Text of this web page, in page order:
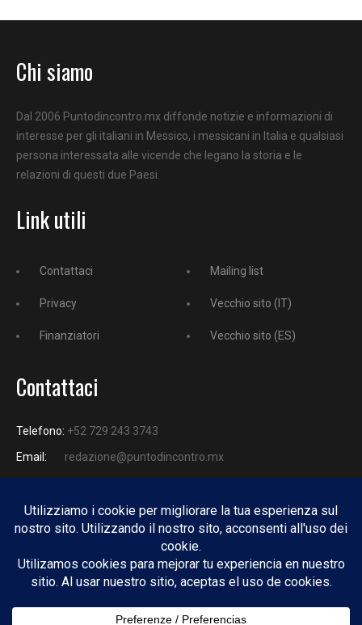
Chi siamo
Dal 2006 Puntodincontro.mx diffonde notizie e informazioni di
interesse per gli italiani in Messico, i messicani in Italia e qualsiasi
persona interessata alle vicende che legano la storia e le
relazioni di questi due Paesi.
Link utili
Contattaci
Privacy
Finanziatori
Mailing list
Vecchio sito (IT)
Vecchio sito (ES)
Contattaci
Telefono: +52 729 243 3743
Email:
redazione@puntodincontro.mx
PUNTODINCONTRO